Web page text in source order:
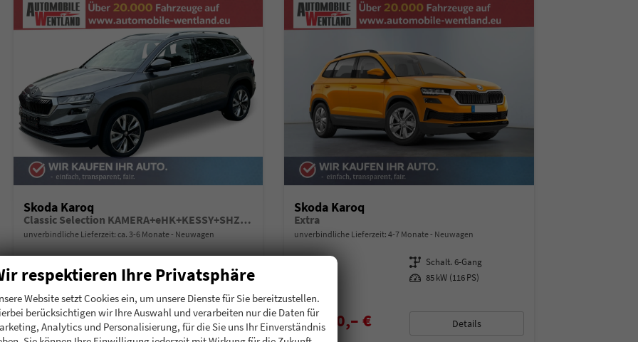
Skoda Karoq
Classic Selection KAMERA+eHK+KESSY+SHZ+SMARTLINK+LED+16" ALU
unverbindliche Lieferzeit: ca. 3-6 Monate Neuwagen
KraftstoffBenzin Leistung
85 kW (116 PS)
Kilometerstand 10 km
28.290,– €
incl. 19% MwSt.
Details
Skoda Karoq
Extra
unverbindliche Lieferzeit: 4-7 Monate Neuwagen
197495 Getriebe Schalt. 6-Gang
Leistung 85 kW (116 PS)
28.450,– € Details
respektieren Ihre Privatsphäre
Website setzt Cookies ein, um unsere Dienste für Sie bereitzustellen.
berücksichtigen wir Ihre Auswahl und verarbeiten nur die Daten für
Analytics und Personalisierung, für die Sie uns Ihr Einverständnis